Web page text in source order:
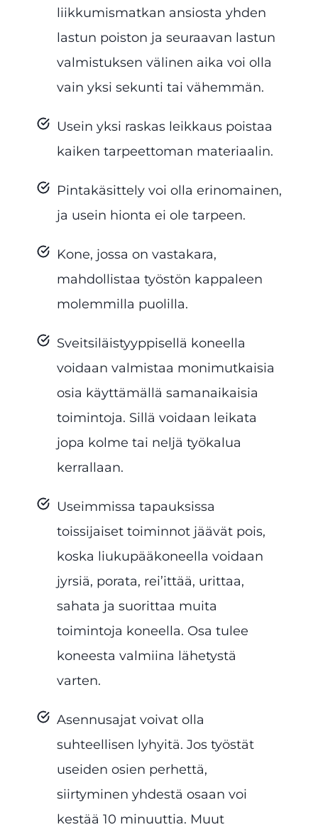
liikkumismatkan ansiosta yhden
lastun poiston ja seuraavan lastun
valmistuksen välinen aika voi olla
vain yksi sekunti tai vähemmän.
Usein yksi raskas leikkaus poistaa
kaiken tarpeettoman materiaalin.
Pintakäsittely voi olla erinomainen,
ja usein hionta ei ole tarpeen.
Kone, jossa on vastakara,
mahdollistaa työstön kappaleen
molemmilla puolilla.
Sveitsiläistyyppisellä koneella
voidaan valmistaa monimutkaisia
osia käyttämällä samanaikaisia
toimintoja. Sillä voidaan leikata
jopa kolme tai neljä työkalua
kerrallaan.
Useimmissa tapauksissa
toissijaiset toiminnot jäävät pois,
koska liukupääkoneella voidaan
jyrsiä, porata, rei’ittää, urittaa,
sahata ja suorittaa muita
toimintoja koneella. Osa tulee
koneesta valmiina lähetystä
varten.
Asennusajat voivat olla
suhteellisen lyhyitä. Jos työstät
useiden osien perhettä,
siirtyminen yhdestä osaan voi
kestää 10 minuuttia. Muut